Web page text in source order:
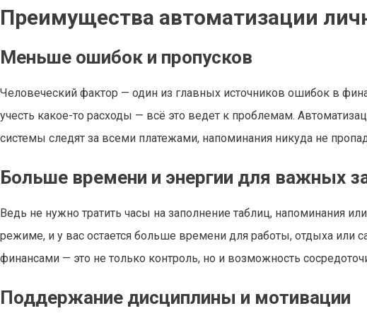
Преимущества автоматизации
Меньше ошибок и пропусков
Человеческий фактор — один из главных источников ошибок в
учесть какое-то расходы — всё это ведет к проблемам.
системы следят за всеми платежами, напоминания никуда не
Больше времени и энергии для важных
Ведь не нужно тратить часы на заполнение таблиц, напоминания
режиме, и у вас остается больше времени для работы, отдыха или
финансами — это не только контроль, но и возможность
Поддержание дисциплины и мотивации